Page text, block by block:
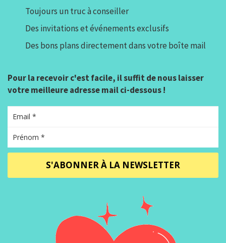
Toujours un truc à conseiller
Des invitations et événements exclusifs
Des bons plans directement dans votre boîte mail
Pour la recevoir c'est facile, il suffit de nous laisser
votre meilleure adresse mail ci-dessous !
S'ABONNER À LA NEWSLETTER